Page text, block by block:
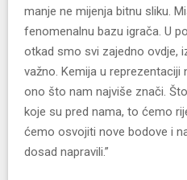
manje ne mijenja bitnu sliku.
fenomenalnu bazu igrača. U
otkad smo svi zajedno ovdje,
važno. Kemija u reprezentaciji
ono što nam najviše znači.
koje su pred nama, to ćemo
ćemo osvojiti nove bodove i
dosad napravili.”